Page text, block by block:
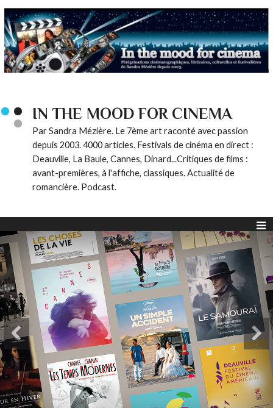
IN THE MOOD FOR CINEMA
Par Sandra Mézière. Le 7ème art raconté avec passion
depuis 2003. 4000 articles. Festivals de cinéma en direct :
Deauville, La Baule, Cannes, Dinard...Critiques de films :
avant-premières, à l'affiche, classiques. Actualité de
romancière. Podcast.